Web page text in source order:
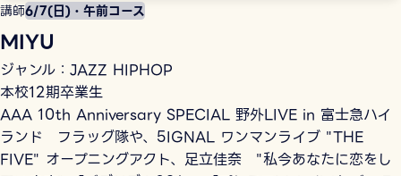
講師6/7(日)・午前コース
MIYU
ジャンル：JAZZ HIPHOP
本校12期卒業生
AAA 10th Anniversary SPECIAL 野外LIVE in 富士急ハイ
ランド フラッグ隊や、5IGNAL ワンマンライブ "THE
FIVE" オープニングアクト、足立佳奈 "私今あなたに恋をし